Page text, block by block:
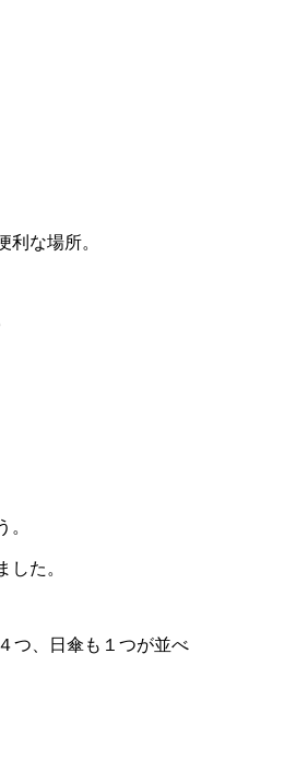
な場所。
た。
つ、日傘も１つが並べ